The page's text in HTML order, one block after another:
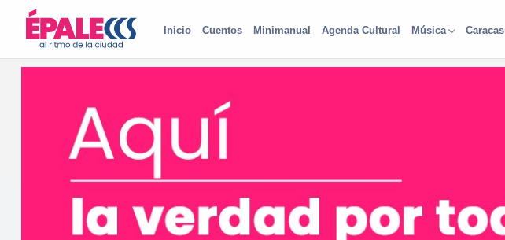
Inicio Cuentos Minimanual Agenda Cultural Música Caracas